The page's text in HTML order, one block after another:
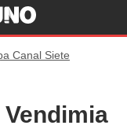
Canal Siete